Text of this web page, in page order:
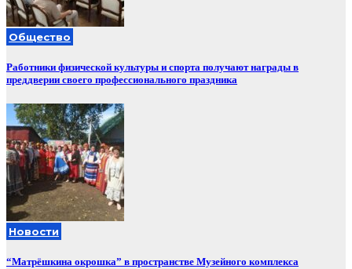
Общество
Работники физической культуры и спорта получают награды в
преддверии своего профессионального праздника
Новости
“Матрёшкина окрошка” в пространстве Музейного комплекса